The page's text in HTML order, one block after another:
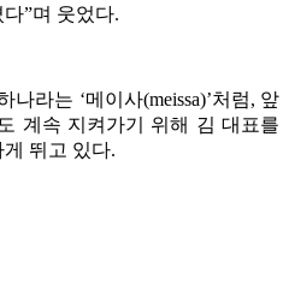
”며 웃었다.
라는 ‘메이사(meissa)’처럼, 앞
계속 지켜가기 위해 김 대표를
뛰고 있다.